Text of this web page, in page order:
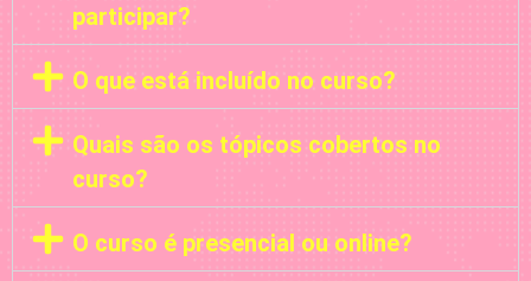
participar?
O que está incluído no curso?
Quais são os tópicos cobertos no
curso?
O curso é presencial ou online?